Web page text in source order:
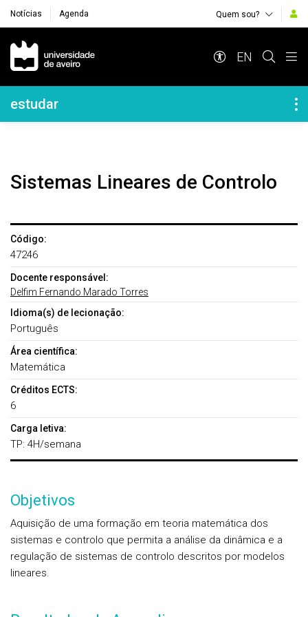
Notícias Agenda Quem sou?
Navegação Principal
EN
Navegação Lateral
estudar
Sistemas Lineares de Controlo
Código:
47246
Docente responsável:
Delfim Fernando Marado Torres
Idioma(s) de lecionação:
Português
Área científica:
Matemática
Créditos ECTS:
6
Carga letiva:
TP: 4H/semana
Objetivos
Aquisição de uma formação em teoria matemática dos
sistemas e controlo que permita a análise da dinâmica e a
regulação de sistemas de controlo descritos por modelos
lineares.